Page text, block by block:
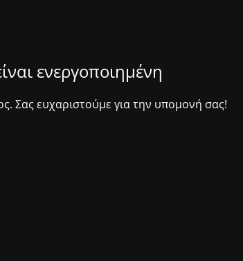
ενεργοποιημένη
Σας ευχαριστούμε για την υπομονή σας!